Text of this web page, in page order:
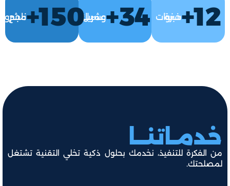
سنوات خبرة 12
+ عميل وشريك 34
+ مشروع ناجح 150
+
خدمـاتنــا
من الفكرة للتنفيذ، نخدمك بحلول ذكية تخلي التقنية تشتغل
لمصلحتك.